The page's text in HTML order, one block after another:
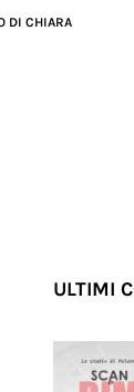
DI CHIARA
ULTIMI